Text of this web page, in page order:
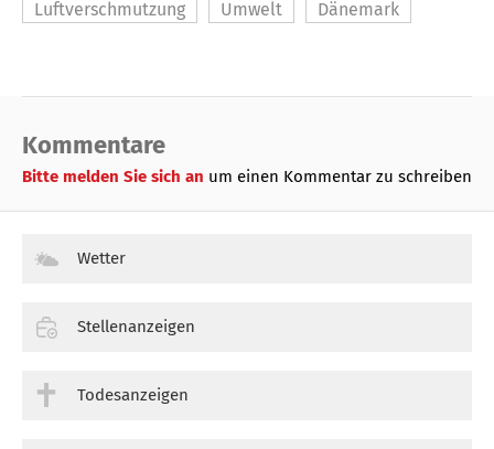
Luftverschmutzung Umwelt Dänemark
Kommentare
Bitte melden Sie sich an um einen Kommentar zu schreiben
Wetter
Stellenanzeigen
Todesanzeigen